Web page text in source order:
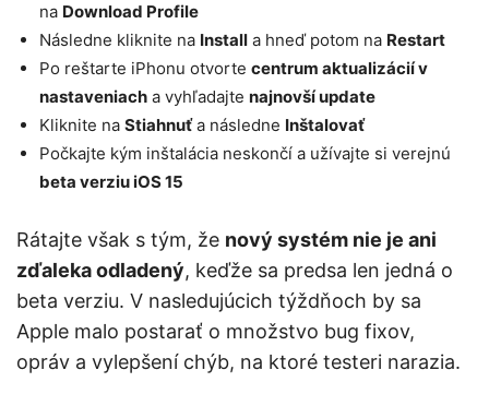
na Download Profile
Následne kliknite na Install a hneď potom na Restart
Po reštarte iPhonu otvorte centrum aktualizácií v
nastaveniach a vyhľadajte najnovší update
Kliknite na Stiahnuťa následne Inštalovať
Počkajte kým inštalácia neskončí a užívajte si verejnú
beta verziu iOS 15
Rátajte však s tým, že nový systém nie je ani
zďaleka odladený, keďže sa predsa len jedná o
beta verziu. V nasledujúcich týždňoch by sa
Apple malo postarať o množstvo bug fixov,
opráv a vylepšení chýb, na ktoré testeri narazia.